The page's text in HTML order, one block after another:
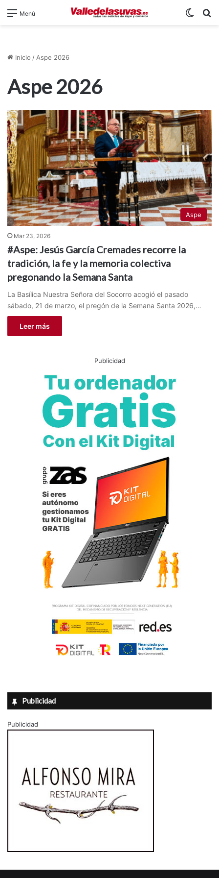
Menú
Inicio / Aspe 2026
Aspe 2026
Aspe
Mar 23, 2026
#Aspe: Jesús García Cremades recorre la
tradición, la fe y la memoria colectiva
pregonando la Semana Santa
La Basílica Nuestra Señora del Socorro acogió el pasado
sábado, 21 de marzo, el pregón de la Semana Santa 2026,…
Leer más
Publicidad
Publicidad
Publicidad